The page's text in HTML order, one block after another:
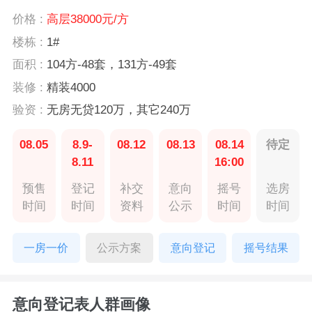
价格 : 高层38000元/方
楼栋 : 1#
面积 : 104方-48套，131方-49套
装修 : 精装4000
验资 : 无房无贷120万，其它240万
08.05
预售
时间
8.9-
8.11
登记
时间
08.12
补交
资料
08.13
意向
公示
08.14
16:00
摇号
时间
待定
选房
时间
一房一价 公示方案 意向登记 摇号结果
意向登记表人群画像